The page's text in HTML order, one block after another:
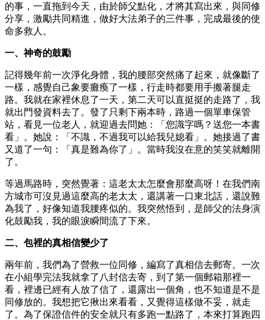
的事，一直拖到今天，由於師父點化，才將其寫出來，與同修
分享，激勵共同精進，做好大法弟子的三件事，完成最後的使
命多救人。
一、神奇的鼓勵
記得幾年前一次淨化身體，我的腰部突然痛了起來，就像斷了
一樣，感覺自己象要癱瘓了一樣，行走時都要用手搬著腿走
路。我就在家裡休息了一天，第二天可以直挺挺的走路了，我
就出門發資料去了。發了只剩下兩本時，路過一個單車保管
站，看見一位老人，就迎過去問她：「您識字嗎？送您一本書
看」。她說：「不識，不過我可以給我兒媳看」。她接過了書
又道了一句：「真是難為你了」。當時我沒在意的笑笑就離開
了。
等過馬路時，突然覺著：這老太太怎麼會那麼高呀！在我們南
方城市可沒見過這麼高的老太太，還講著一口東北話，還說難
為我了，好像知道我腰疼似的。我突然悟到，是師父的法身演
化鼓勵我，我的眼淚瞬間流了下來。
二、包裡的真相信變少了
兩年前，我們為了營救一位同修，編寫了真相信去郵寄。一次
在小組學完法我就拿了八封信去寄，到了第一個郵箱那裡一
看，裡邊已經有人放了信了，還露出一個角，也不知道是不是
同修放的。我想把它揪出來看看，又覺得這樣做不妥，就走
了。為了保證信件的安全就只有多跑一點路了，本來打算跑四